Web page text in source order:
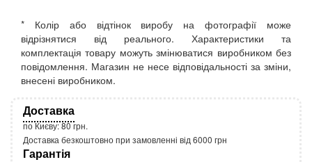
* Колір або відтінок виробу на фотографії може
відрізнятися від реального. Характеристики та
комплектація товару можуть змінюватися виробником без
повідомлення. Магазин не несе відповідальності за зміни,
внесені виробником.
Доставка
по Києву: 80 грн.
Доставка безкоштовно при замовленні від 6000 грн
Гарантія